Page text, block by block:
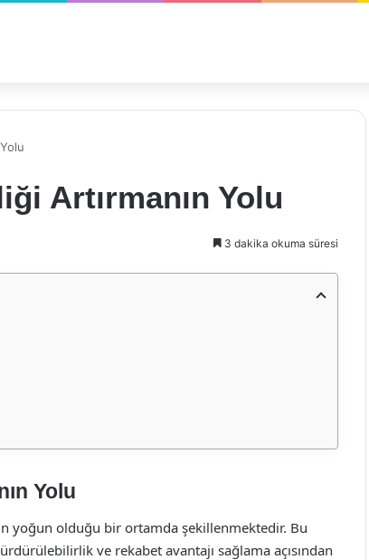
Artırmanın Yolu
3 dakika okuma süresi
Yolu
yoğun olduğu bir ortamda şekillenmektedir. Bu
ve rekabet avantajı sağlama açısından